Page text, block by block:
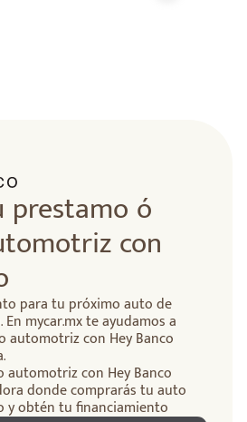
ó
con
para tu próximo auto de
mycar.mx te ayudamos a
con Hey Banco
con Hey Banco
donde comprarás tu auto
y obtén tu financiamiento